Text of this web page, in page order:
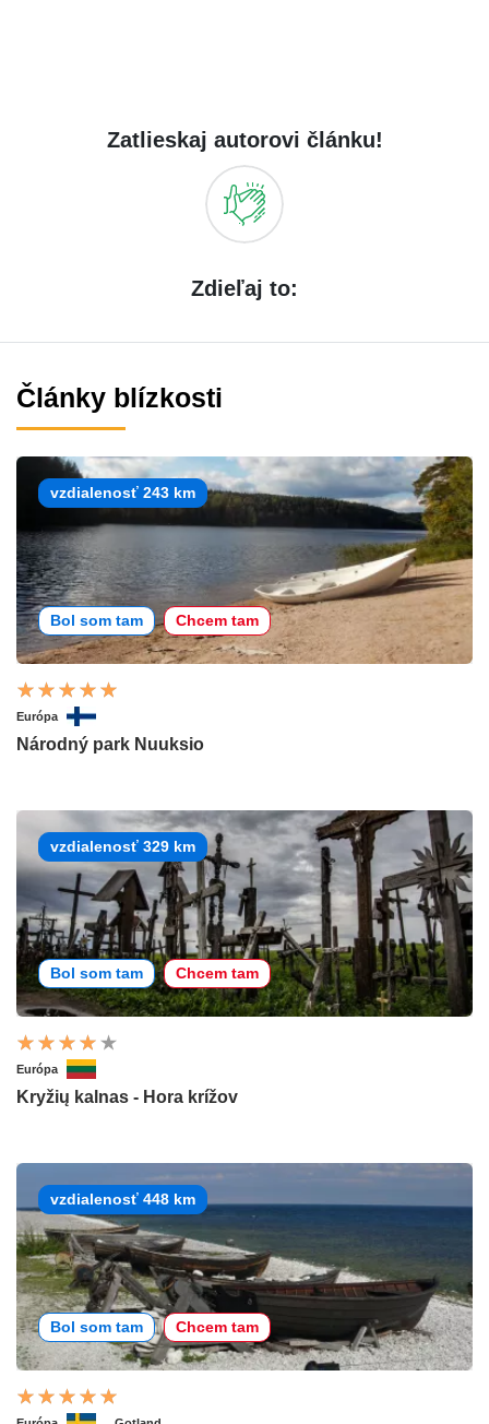
Zatlieskaj autorovi článku!
Zdieľaj to:
Články blízkosti
vzdialenosť 243 km
Bol som tam Chcem tam
Európa
Národný park Nuuksio
vzdialenosť 329 km
Bol som tam Chcem tam
Európa
Kryžių kalnas - Hora krížov
vzdialenosť 448 km
Bol som tam Chcem tam